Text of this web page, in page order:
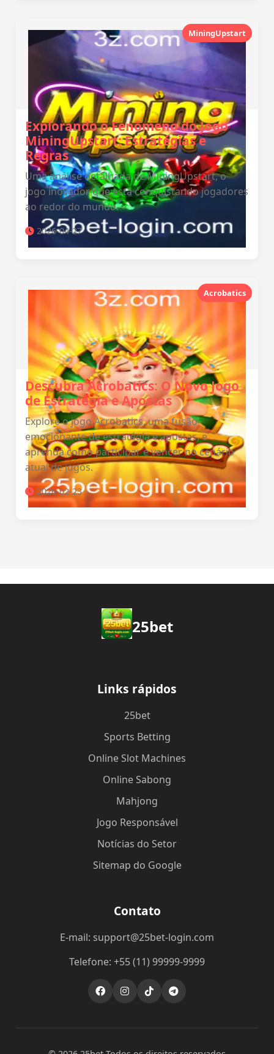
MiningUpstart
Explorando o Fenômeno do Jogo
MiningUpstart: Estratégias e
Regras
Uma análise detalhada de MiningUpstart, o
jogo inovador que está conquistando jogadores
ao redor do mundo.
2026-04-27
Acrobatics
Descubra Acrobatics: O Novo Jogo
de Estratégia e Apostas
Explore o jogo Acrobatics, uma fusão
emocionante de estratégia e apostas, e
aprenda como participar e vencer no cenário
atual de jogos.
2026-02-23
25bet
Links rápidos
25bet
Sports Betting
Online Slot Machines
Online Sabong
Mahjong
Jogo Responsável
Notícias do Setor
Sitemap do Google
Contato
E-mail: support@25bet-login.com
Telefone: +55 (11) 99999-9999